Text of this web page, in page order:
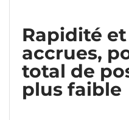
Rapidité
accrues,
total de
plus faible